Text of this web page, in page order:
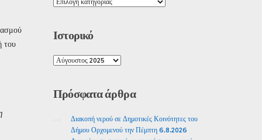
του
Ιστορικό
Πρόσφαταάρθρα
Διακοπή νερού σε Δημοτικές Κοινότητες του
Δήμου Ορχομενού την Πέμπτη 6.8.2026